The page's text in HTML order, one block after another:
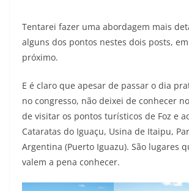
Tentarei fazer uma abordagem mais
alguns dos pontos nestes dois posts,
próximo.
E é claro que apesar de passar o dia
no congresso, não deixei de conhecer
de visitar os pontos turísticos de Foz e
Cataratas do Iguaçu, Usina de Itaipu,
Argentina (Puerto Iguazu). São lugares
valem a pena conhecer.